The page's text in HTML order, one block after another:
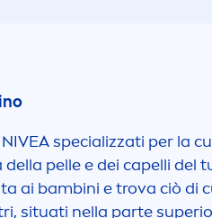
NIVEAspecializzati per la
pelle e dei capelli del
ai bambini e trova ciò
situati nella parte